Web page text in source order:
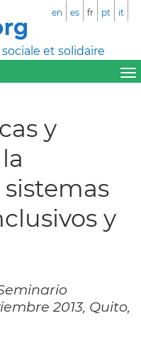
et solidaire
en es fr pt it
y
y
2013, Quito,